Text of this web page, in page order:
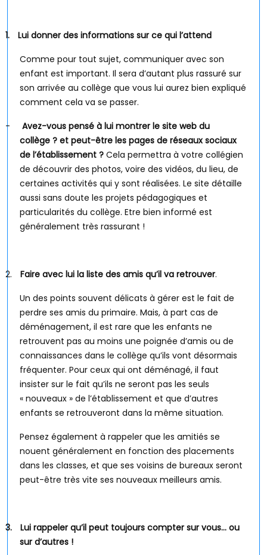
1.
Lui donner des informations sur ce qui l’attend
Comme pour tout sujet, communiquer avec son
enfant est important. Il sera d’autant plus rassuré sur
son arrivée au collège que vous lui aurez bien expliqué
comment cela va se passer.
-
Avez-vous pensé à lui montrer le site web du
collège ? et peut-être les pages de réseaux sociaux
de l’établissement ? Cela permettra à votre collégien
de découvrir des photos, voire des vidéos, du lieu, de
certaines activités qui y sont réalisées. Le site détaille
aussi sans doute les projets pédagogiques et
particularités du collège. Etre bien informé est
généralement très rassurant !
2. Faire avec lui la liste des amis qu’il va retrouver.
Un des points souvent délicats à gérer est le fait de
perdre ses amis du primaire. Mais, à part cas de
déménagement, il est rare que les enfants ne
retrouvent pas au moins une poignée d’amis ou de
connaissances dans le collège qu’ils vont désormais
fréquenter. Pour ceux qui ont déménagé, il faut
insister sur le fait qu’ils ne seront pas les seuls
« nouveaux » de l’établissement et que d’autres
enfants se retrouveront dans la même situation.
Pensez également à rappeler que les amitiés se
nouent généralement en fonction des placements
dans les classes, et que ses voisins de bureaux seront
peut-être très vite ses nouveaux meilleurs amis.
3.
Lui rappeler qu’il peut toujours compter sur vous… ou
sur d’autres !